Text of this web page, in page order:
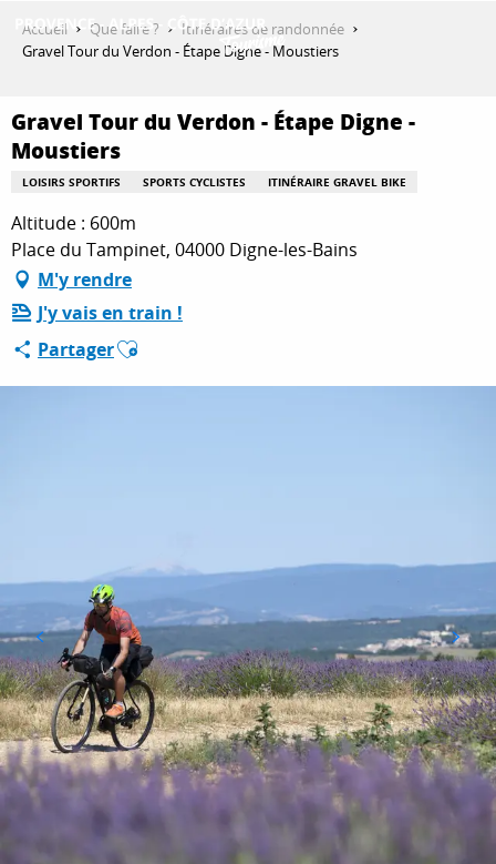
QUE FAIRE ?
SÉJOURNER
ESPACE PRO
Accueil Que faire ?
Itinéraires de randonnée
Gravel Tour du Verdon - Étape Digne - Moustiers
Gravel Tour du Verdon - Étape Digne -
Moustiers
LOISIRS SPORTIFS SPORTS CYCLISTES ITINÉRAIRE GRAVEL BIKE
Altitude : 600m
Place du Tampinet, 04000 Digne-les-Bains
M'y rendre
J'y vais en train !
PartagerAjouter aux favoris